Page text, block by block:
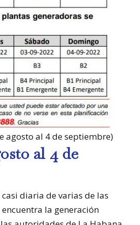
agosto al 4 de septiembre)
al 4 de
diaria de varias de las
la generación